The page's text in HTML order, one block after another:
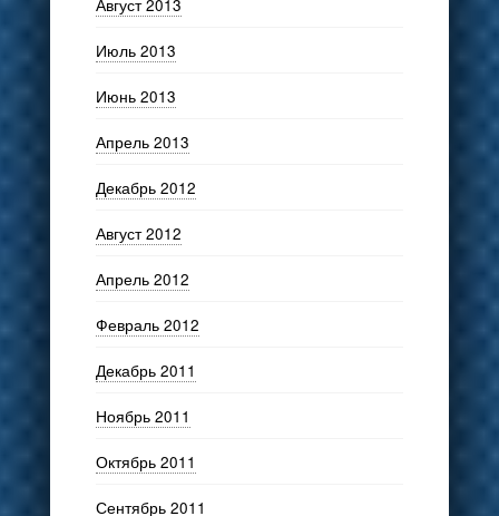
Июль 2013
Июнь 2013
Апрель 2013
Декабрь 2012
Август 2012
Апрель 2012
Февраль 2012
Декабрь 2011
Ноябрь 2011
Октябрь 2011
Сентябрь 2011